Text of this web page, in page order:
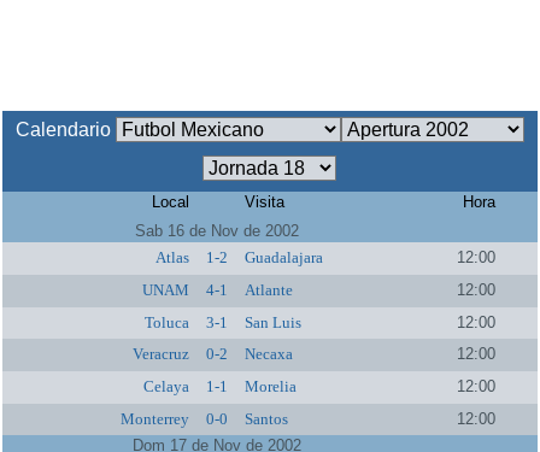
Calendario
Local Visita
Hora
Sab 16 de Nov de 2002
Atlas
1-2 Guadalajara
12:00
UNAM
4-1 Atlante
12:00
Toluca
3-1 San Luis
12:00
Veracruz
0-2 Necaxa
12:00
Celaya
1-1 Morelia
12:00
Monterrey
0-0 Santos
12:00
Dom 17 de Nov de 2002